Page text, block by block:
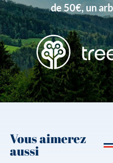
de 50€, un
Vous aimerez
aussi